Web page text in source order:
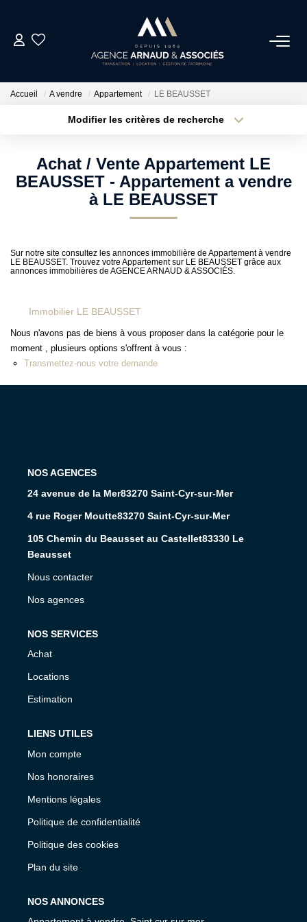
ACHAT
NOS AGENCES
CONTACT
Accueil A vendre Appartement LE BEAUSSET
Modifier les critères de recherche
Sélectionnez...
Type de bien
Surface min
Achat / Vente Appartement LE
BEAUSSET - Appartement a vendre
à LE BEAUSSET
Sur notre site consultez les annonces immobilière de Appartement à vendre
LE BEAUSSET. Trouvez votre Appartement sur LE BEAUSSET grâce aux
annonces immobilières de AGENCE ARNAUD & ASSOCIÉS.
Immobilier LE BEAUSSET
Nous n'avons pas de biens à vous proposer dans la catégorie pour le
moment , plusieurs options s'offrent à vous :
Transmettez-nous votre demande
L'AGENCE
24 avenue de la Mer83270 Saint-Cyr-sur-Mer
4 rue Roger Moutte83270 Saint-Cyr-sur-Mer
105 Chemin du Beausset au Castellet83330 Le
Beausset
Nous contacter
Nos agences
NOS SERVICES
Achat
Locations
Estimation
LIENS UTILES
Mon compte
Nos honoraires
Mentions légales
Politique de confidentialité
Politique des cookies
Plan du site
NOS ANNONCES